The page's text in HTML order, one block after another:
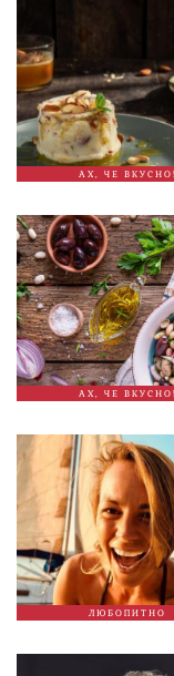
АХ, ЧЕ ВКУСНО!
АХ, ЧЕ ВКУСНО!
ЛЮБОПИТНО